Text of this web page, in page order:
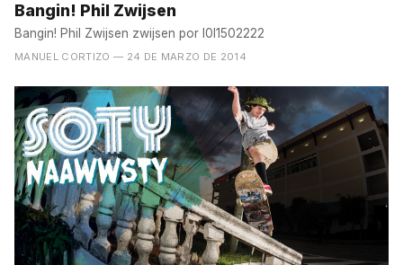
Bangin! Phil Zwijsen
Bangin! Phil Zwijsen zwijsen por l0l1502222
MANUEL CORTIZO — 24 DE MARZO DE 2014